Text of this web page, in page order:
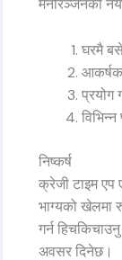
मनोरञ्जनको
घरमै
प्रयोग
निष्कर्ष
क्रेजी टाइम एप
भाग्यको खेलमा
गर्न
अवसर दिनेछ।